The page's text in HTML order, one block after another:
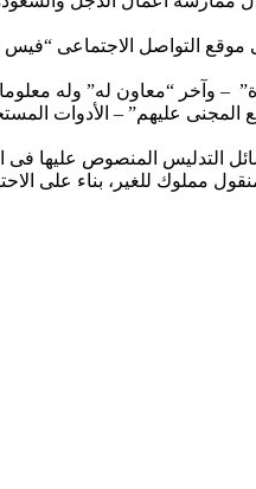
التواصل الاجتماعى “فيس
“معاون له” وله
المجنى عليهم” – الأدوات
المنصوص عليها فى
مملوك للغير، بناء على